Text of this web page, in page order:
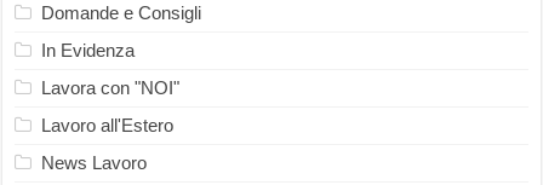
Domande e Consigli
In Evidenza
Lavora con "NOI"
Lavoro all'Estero
News Lavoro